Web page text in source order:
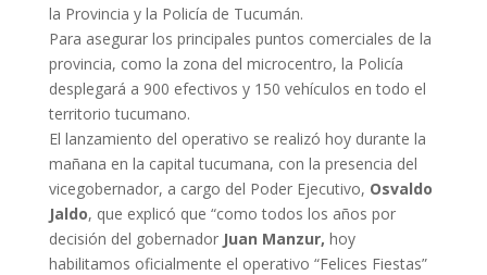
la Provincia y la Policía de Tucumán.
Para asegurar los principales puntos comerciales de la
provincia, como la zona del microcentro, la Policía
desplegará a 900 efectivos y 150 vehículos en todo el
territorio tucumano.
El lanzamiento del operativo se realizó hoy durante la
mañana en la capital tucumana, con la presencia del
vicegobernador, a cargo del Poder Ejecutivo, Osvaldo
Jaldo, que explicó que “como todos los años por
decisión del gobernador Juan Manzur, hoy
habilitamos oficialmente el operativo “Felices Fiestas”